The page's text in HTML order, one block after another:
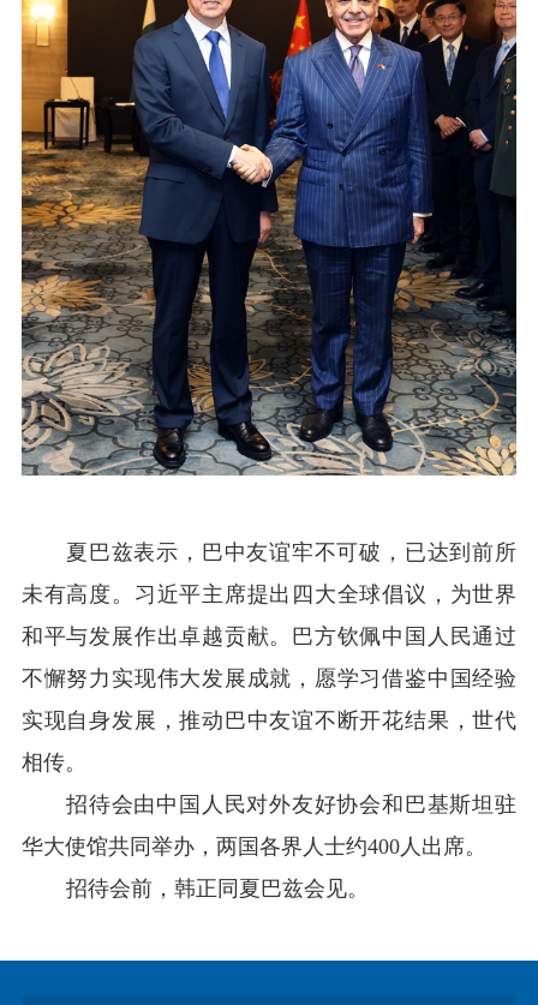
夏巴兹表示，巴中友谊牢不可破，已达到前所
未有高度。习近平主席提出四大全球倡议，为世界
和平与发展作出卓越贡献。巴方钦佩中国人民通过
不懈努力实现伟大发展成就，愿学习借鉴中国经验
实现自身发展，推动巴中友谊不断开花结果，世代
相传。
招待会由中国人民对外友好协会和巴基斯坦驻
华大使馆共同举办，两国各界人士约400人出席。
招待会前，韩正同夏巴兹会见。